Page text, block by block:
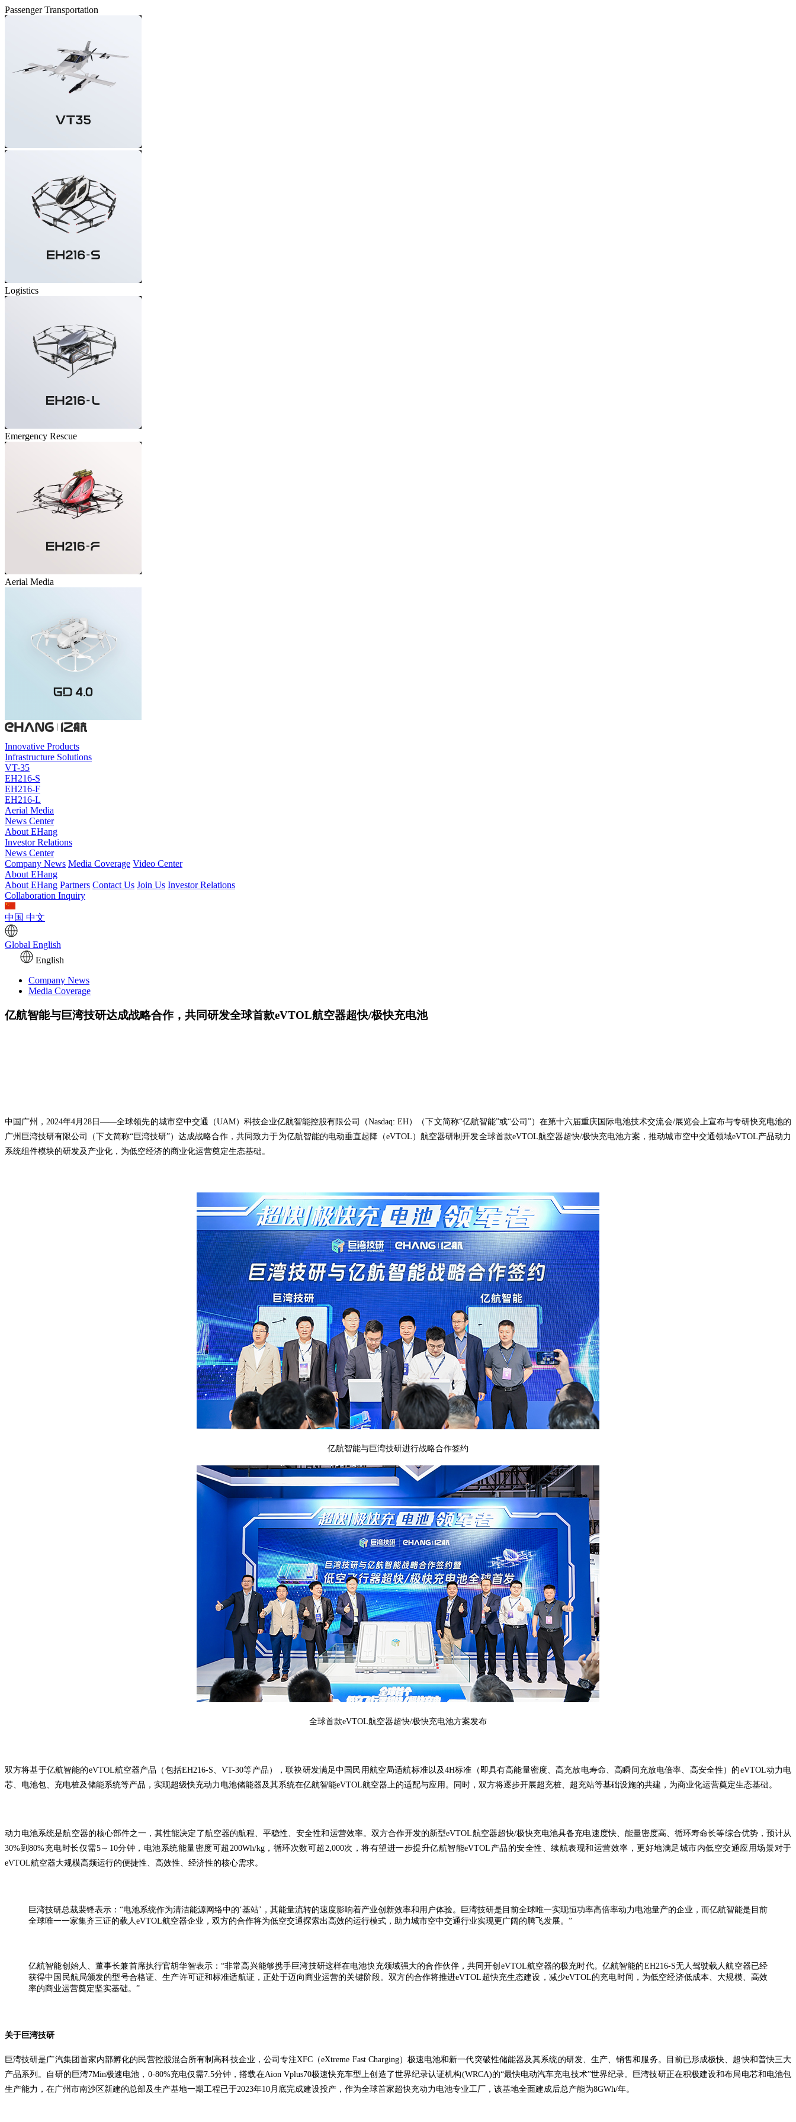
Passenger Transportation
Logistics
Emergency Rescue
Aerial Media
Innovative Products
Infrastructure Solutions
VT-35
EH216-S
EH216-F
EH216-L
Aerial Media
News Center
About EHang
Investor Relations
News Center
Company News Media Coverage Video Center
About EHang
About EHang Partners Contact Us Join Us Investor Relations
Collaboration Inquiry
中国 中文
Global English
English
Company News
Media Coverage
亿航智能与巨湾技研达成战略合作，共同研发全球首款eVTOL航空器超快/极快充电池
中国广州，2024年4月28日——全球领先的城市空中交通（UAM）科技企业亿航智能控股有限公司（Nasdaq: EH）（下文简称“亿航智能”或“公司”）在第十六届重庆国际电池技术交流会/展览会上宣布与专研快充电池的
广州巨湾技研有限公司（下文简称“巨湾技研”）达成战略合作，共同致力于为亿航智能的电动垂直起降（eVTOL）航空器研制开发全球首款eVTOL航空器超快/极快充电池方案，推动城市空中交通领域eVTOL产品动力
系统组件模块的研发及产业化，为低空经济的商业化运营奠定生态基础。
亿航智能与巨湾技研进行战略合作签约
全球首款eVTOL航空器超快/极快充电池方案发布
双方将基于亿航智能的eVTOL航空器产品（包括EH216-S、VT-30等产品），联袂研发满足中国民用航空局适航标准以及4H标准（即具有高能量密度、高充放电寿命、高瞬间充放电倍率、高安全性）的eVTOL动力电
芯、电池包、充电桩及储能系统等产品，实现超级快充动力电池储能器及其系统在亿航智能eVTOL航空器上的适配与应用。同时，双方将逐步开展超充桩、超充站等基础设施的共建，为商业化运营奠定生态基础。
动力电池系统是航空器的核心部件之一，其性能决定了航空器的航程、平稳性、安全性和运营效率。双方合作开发的新型eVTOL航空器超快/极快充电池具备充电速度快、 能量密度高、循环寿命长等综合优势，预计从
30%到80%充电时长仅需5～10分钟，电池系统能量密度可超200Wh/kg，循环次数可超2,000次，将有望进一步提升亿航智能eVTOL产品的安全性、续航表现和运营效率，更好地满足城市内低空交通应用场景对于
eVTOL航空器大规模高频运行的便捷性、高效性、经济性的核心需求。
巨湾技研总裁裴锋表示：“电池系统作为清洁能源网络中的‘基站’，其能量流转的速度影响着产业创新效率和用户体验。巨湾技研是目前全球唯一实现恒功率高倍率动力电池量产的企业，而亿航智能是目前
全球唯一一家集齐三证的载人eVTOL航空器企业，双方的合作将为低空交通探索出高效的运行模式，助力城市空中交通行业实现更广阔的腾飞发展。”
亿航智能创始人、董事长兼首席执行官胡华智表示：“非常高兴能够携手巨湾技研这样在电池快充领域强大的合作伙伴，共同开创eVTOL航空器的极充时代。亿航智能的EH216-S无人驾驶载人航空器已经
获得中国民航局颁发的型号合格证、生产许可证和标准适航证，正处于迈向商业运营的关键阶段。双方的合作将推进eVTOL 超快充生态建设，减少eVTOL的充电时间，为低空经济低成本、大规模、高效
率的商业运营奠定坚实基础。”
关于巨湾技研
巨湾技研是广汽集团首家内部孵化的民营控股混合所有制高科技企业，公司专注XFC（eXtreme Fast Charging）极速电池和新一代突破性储能器及其系统的研发、生产、销售和服务。目前已形成极快、超快和普快三大
产品系列。自研的巨湾7Min极速电池，0-80%充电仅需7.5分钟，搭载在Aion Vplus70极速快充车型上创造了世界纪录认证机构(WRCA)的“最快电动汽车充电技术”世界纪录。巨湾技研正在积极建设和布局电芯和电池包
生产能力，在广州市南沙区新建的总部及生产基地一期工程已于2023年10月底完成建设投产，作为全球首家超快充动力电池专业工厂，该基地全面建成后总产能为8GWh/年。